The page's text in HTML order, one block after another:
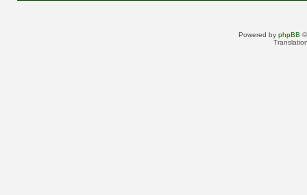
Powered by phpBB